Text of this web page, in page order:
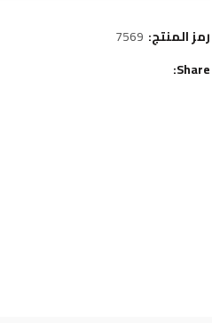
رمز المنتج: 7569
Share